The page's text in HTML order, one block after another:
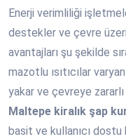
Enerji verimliliği
destekler ve çevre
avantajları şu şekilde
mazotlu ısıtıcılar
yakar ve çevreye
Maltepe kiralık şap
basit ve kullanıcı